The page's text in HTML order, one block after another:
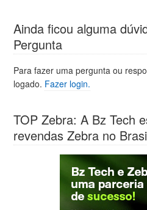
Ainda ficou alguma
Pergunta
Para fazer uma pergunta ou
logado. Fazer login.
TOP Zebra: A Bz Tech
revendas Zebra no